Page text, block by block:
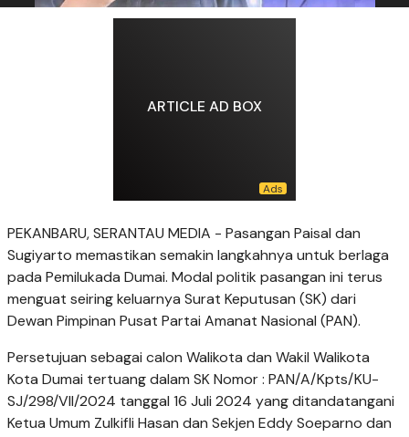
ARTICLE AD BOX
PEKANBARU, SERANTAU MEDIA - Pasangan Paisal dan
Sugiyarto memastikan semakin langkahnya untuk berlaga
pada Pemilukada Dumai. Modal politik pasangan ini terus
menguat seiring keluarnya Surat Keputusan (SK) dari
Dewan Pimpinan Pusat Partai Amanat Nasional (PAN).
Persetujuan sebagai calon Walikota dan Wakil Walikota
Kota Dumai tertuang dalam SK Nomor : PAN/A/Kpts/KU-
SJ/298/VII/2024 tanggal 16 Juli 2024 yang ditandatangani
Ketua Umum Zulkifli Hasan dan Sekjen Eddy Soeparno dan